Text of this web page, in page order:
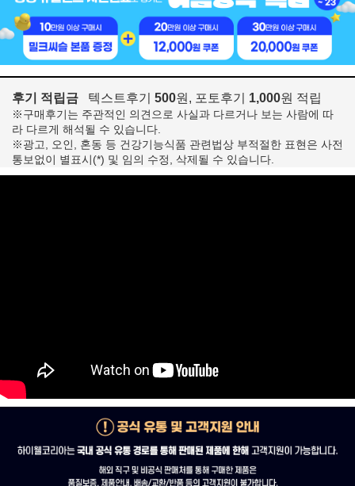
후기 적립금 텍스트후기 500원, 포토후기 1,000원 적립
※구매후기는 주관적인 의견으로 사실과 다르거나 보는 사람에 따
라 다르게 해석될 수 있습니다.
※광고, 오인, 혼동 등 건강기능식품 관련법상 부적절한 표현은 사전
통보없이 별표시(*) 및 임의 수정, 삭제될 수 있습니다.